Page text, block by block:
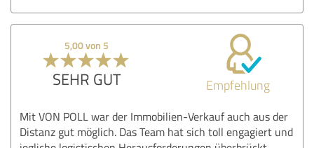
5,00 von 5
SEHR GUT Empfehlung
Mit VON POLL war der Immobilien-Verkauf auch aus der
Distanz gut möglich. Das Team hat sich toll engagiert und